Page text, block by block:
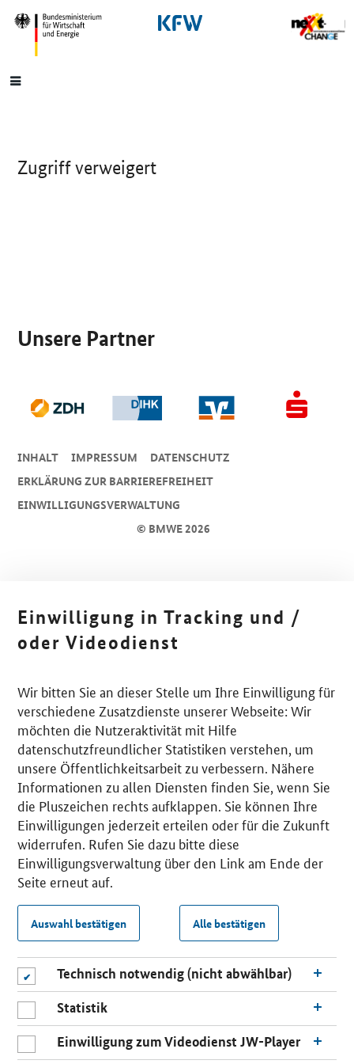
SrOnlyNavigation
Hauptmenü
Zugriff verweigert
Unsere Partner
© BMWE 2026
INHALT IMPRESSUM
DA­TEN­SCHUTZ
ERKLÄRUNG ZUR BARRIEREFREIHEIT
EINWILLIGUNGSVERWALTUNG
Einwilligung in Tracking und /
oder Videodienst
Wir bitten Sie an dieser Stelle um Ihre Einwilligung für
verschiedene Zusatzdienste unserer Webseite: Wir
möchten die Nutzeraktivität mit Hilfe
datenschutzfreundlicher Statistiken verstehen, um
unsere Öffentlichkeitsarbeit zu verbessern. Nähere
Informationen zu allen Diensten finden Sie, wenn Sie
die Pluszeichen rechts aufklappen. Sie können Ihre
Einwilligungen jederzeit erteilen oder für die Zukunft
widerrufen. Rufen Sie dazu bitte diese
Einwilligungsverwaltung über den Link am Ende der
Seite erneut auf.
Auswahl bestätigen Alle bestätigen
Technisch notwendig (nicht abwählbar)
Statistik
Einwilligung zum Videodienst JW-Player